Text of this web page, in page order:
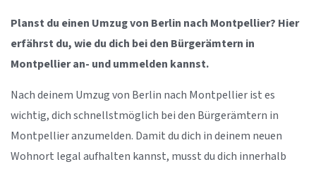
Planst du einen Umzug von Berlin nach Montpellier? Hier
erfährst du, wie du dich bei den Bürgerämtern in
Montpellier an- und ummelden kannst.
Nach deinem Umzug von Berlin nach Montpellier ist es
wichtig, dich schnellstmöglich bei den Bürgerämtern in
Montpellier anzumelden. Damit du dich in deinem neuen
Wohnort legal aufhalten kannst, musst du dich innerhalb